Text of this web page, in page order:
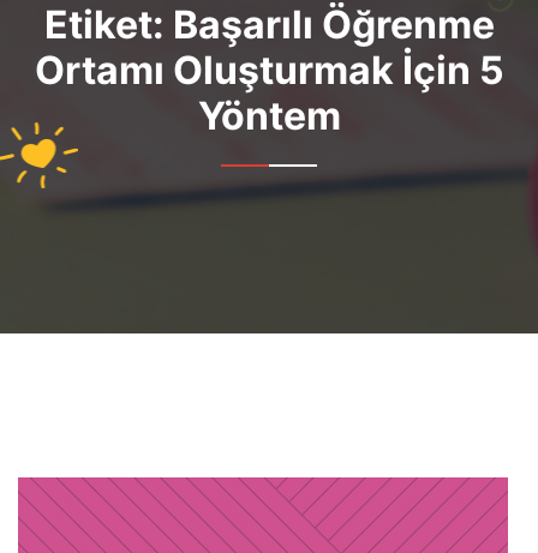
Etiket: Başarılı Öğrenme
Ortamı Oluşturmak İçin 5
Yöntem